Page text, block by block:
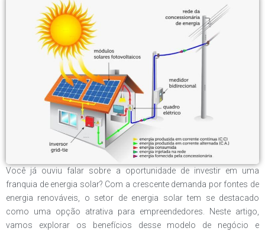
Você já ouviu falar sobre a oportunidade de investir em uma
franquia de energia solar? Com a crescente demanda por fontes de
energia renováveis, o setor de energia solar tem se destacado
como uma opção atrativa para empreendedores. Neste artigo,
vamos explorar os benefícios desse modelo de negócio e